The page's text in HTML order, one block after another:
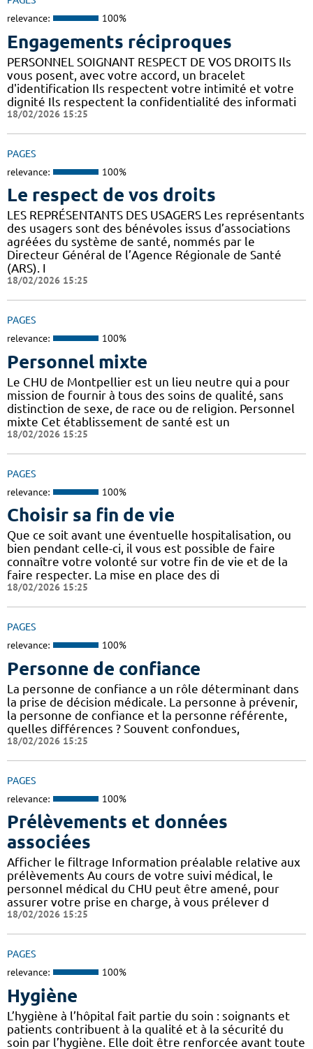
relevance: 100%
Engagements réciproques
PERSONNEL SOIGNANT RESPECT DE VOS DROITS Ils
vous posent, avec votre accord, un bracelet
d'identification Ils respectent votre intimité et votre
dignité Ils respectent la confidentialité des informati
18/02/2026 15:25
PAGES
relevance: 100%
Le respect de vos droits
LES REPRÉSENTANTS DES USAGERS Les représentants
des usagers sont des bénévoles issus d’associations
agréées du système de santé, nommés par le
Directeur Général de l’Agence Régionale de Santé
(ARS). I
18/02/2026 15:25
PAGES
relevance: 100%
Personnel mixte
Le CHU de Montpellier est un lieu neutre qui a pour
mission de fournir à tous des soins de qualité, sans
distinction de sexe, de race ou de religion. Personnel
mixte Cet établissement de santé est un
18/02/2026 15:25
PAGES
relevance: 100%
Choisir sa fin de vie
Que ce soit avant une éventuelle hospitalisation, ou
bien pendant celle-ci, il vous est possible de faire
connaître votre volonté sur votre fin de vie et de la
faire respecter. La mise en place des di
18/02/2026 15:25
PAGES
relevance: 100%
Personne de confiance
La personne de confiance a un rôle déterminant dans
la prise de décision médicale. La personne à prévenir,
la personne de confiance et la personne référente,
quelles différences ? Souvent confondues,
18/02/2026 15:25
PAGES
relevance: 100%
Prélèvements et données
associées
Afficher le filtrage Information préalable relative aux
prélèvements Au cours de votre suivi médical, le
personnel médical du CHU peut être amené, pour
assurer votre prise en charge, à vous prélever d
18/02/2026 15:25
PAGES
relevance: 100%
Hygiène
L’hygiène à l’hôpital fait partie du soin : soignants et
patients contribuent à la qualité et à la sécurité du
soin par l’hygiène. Elle doit être renforcée avant toute